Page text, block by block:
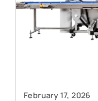
February 17, 2026